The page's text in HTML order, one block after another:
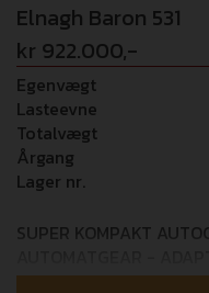
Elnagh Baron 531
kr 922.000,-
Egenvægt
Lasteevne
Totalvægt
Årgang
Lager nr.
SUPER KOMPAKT
GULVVARME